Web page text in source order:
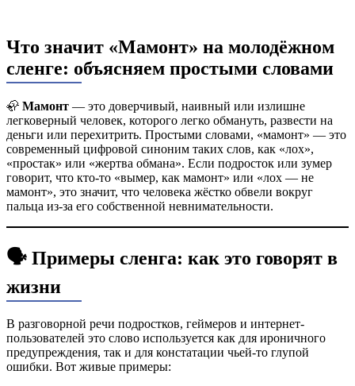
Что значит «Мамонт» на молодёжном
сленге: объясняем простыми словами
🦣 Мамонт — это доверчивый, наивный или излишне
легковерный человек, которого легко обмануть, развести на
деньги или перехитрить. Простыми словами, «мамонт» — это
современный цифровой синоним таких слов, как «лох»,
«простак» или «жертва обмана». Если подросток или зумер
говорит, что кто-то «вымер, как мамонт» или «лох — не
мамонт», это значит, что человека жёстко обвели вокруг
пальца из-за его собственной невнимательности.
🗣️ Примеры сленга: как это говорят в
жизни
В разговорной речи подростков, геймеров и интернет-
пользователей это слово используется как для ироничного
предупреждения, так и для констатации чьей-то глупой
ошибки. Вот живые примеры: